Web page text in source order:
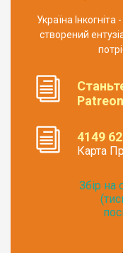
Україна
створений
Patreon
4149
Карта
Збір на